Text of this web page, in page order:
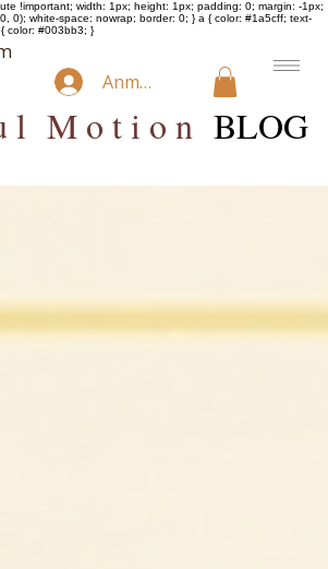
!important; width: 1px; height: 1px; padding: 0; margin: -1px;
0); white-space: nowrap; border: 0; } a { color: #1a5cff; text-
color: #003bb3; }
Anmelden
l M o t i o n BLOG